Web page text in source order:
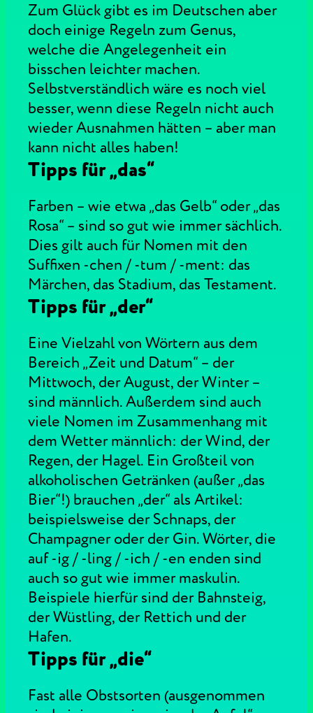
Zum Glück gibt es im Deutschen aber
doch einige Regeln zum Genus,
welche die Angelegenheit ein
bisschen leichter machen.
Selbstverständlich wäre es noch viel
besser, wenn diese Regeln nicht auch
wieder Ausnahmen hätten – aber man
kann nicht alles haben!
Tipps für „das“
Farben – wie etwa „das Gelb“ oder „das
Rosa“ – sind so gut wie immer sächlich.
Dies gilt auch für Nomen mit den
Suffixen -chen / -tum / -ment: das
Märchen, das Stadium, das Testament.
Tipps für „der“
Eine Vielzahl von Wörtern aus dem
Bereich „Zeit und Datum“ – der
Mittwoch, der August, der Winter –
sind männlich. Außerdem sind auch
viele Nomen im Zusammenhang mit
dem Wetter männlich: der Wind, der
Regen, der Hagel. Ein Großteil von
alkoholischen Getränken (außer „das
Bier“!) brauchen „der“ als Artikel:
beispielsweise der Schnaps, der
Champagner oder der Gin. Wörter, die
auf -ig / -ling / -ich / -en enden sind
auch so gut wie immer maskulin.
Beispiele hierfür sind der Bahnsteig,
der Wüstling, der Rettich und der
Hafen.
Tipps für „die“
Fast alle Obstsorten (ausgenommen